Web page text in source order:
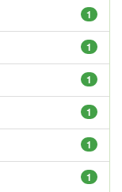
1
1
1
1
1
1